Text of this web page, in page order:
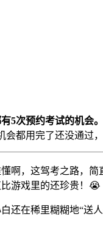
5次预约考试的机会。
会都用完了还没通过
啊，这驾考之路，
游戏里的还珍贵！😭
还在稀里糊糊地“送人